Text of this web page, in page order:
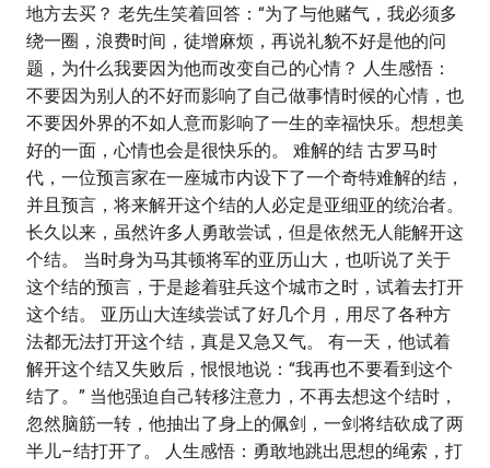
地方去买？ 老先生笑着回答：“为了与他赌气，我必须多
绕一圈，浪费时间，徒增麻烦，再说礼貌不好是他的问
题，为什么我要因为他而改变自己的心情？ 人生感悟：
不要因为别人的不好而影响了自己做事情时候的心情，也
不要因外界的不如人意而影响了一生的幸福快乐。想想美
好的一面，心情也会是很快乐的。 难解的结 古罗马时
代，一位预言家在一座城市内设下了一个奇特难解的结，
并且预言，将来解开这个结的人必定是亚细亚的统治者。
长久以来，虽然许多人勇敢尝试，但是依然无人能解开这
个结。 当时身为马其顿将军的亚历山大，也听说了关于
这个结的预言，于是趁着驻兵这个城市之时，试着去打开
这个结。 亚历山大连续尝试了好几个月，用尽了各种方
法都无法打开这个结，真是又急又气。 有一天，他试着
解开这个结又失败后，恨恨地说：“我再也不要看到这个
结了。” 当他强迫自己转移注意力，不再去想这个结时，
忽然脑筋一转，他抽出了身上的佩剑，一剑将结砍成了两
半儿–结打开了。 人生感悟：勇敢地跳出思想的绳索，打